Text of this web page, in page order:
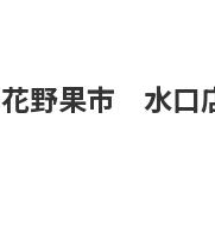
花野果市 水口